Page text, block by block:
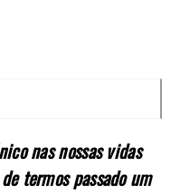
nas nossas vidas
termos passado um